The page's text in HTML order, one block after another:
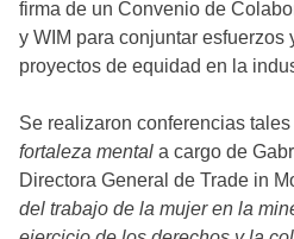
firma de un Convenio de
y WIM para conjuntar esfuerzos
proyectos de equidad en la
Se realizaron conferencias
fortaleza mental a cargo de
Directora General de Trade in
del trabajo de la mujer en la